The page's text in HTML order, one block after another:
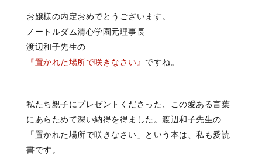
お嬢様の内定おめでとうございます。
ノートルダム清心学園元理事長
渡辺和子先生の
『置かれた場所で咲きなさい』 ですね。
私たち親子にプレゼントくださった、この愛ある言葉
にあらためて深い納得を得ました。渡辺和子先生の
「置かれた場所で咲きなさい」という本は、私も愛読
書です。